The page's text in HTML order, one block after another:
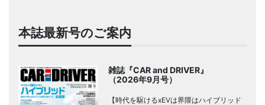
本誌最新号のご案内
雑誌『CAR and DRIVER』
（2026年9月号）
【時代を駆けるxEVは界隈はハイブリッド